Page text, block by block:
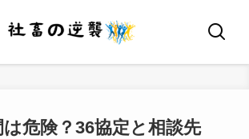
危険？36協定と相談先